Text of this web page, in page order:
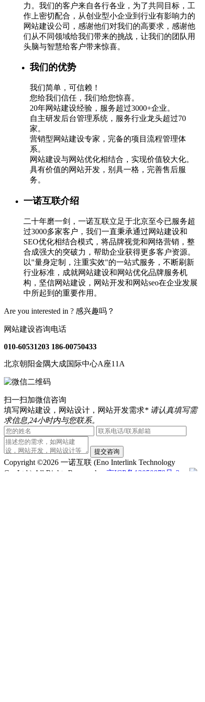
力。我们的客户来自各行各业，为了共同目标，工
作上密切配合，从创业型小企业到行业有影响力的
网站建设公司，感谢他们对我们的高要求，感谢他
们从不同领域给我们带来的挑战，让我们的团队用
头脑与智慧给客户带来惊喜。
我们的优势
我们简单，可信赖！
您给我们信任，我们给您惊喜。
20年网站建设经验，服务超过3000+企业。
自主研发后台管理系统，服务行业龙头超过70
家。
营销型网站建设专家，完备的项目流程管理体
系。
网站建设与网站优化相结合，实现价值较大化。
具有价值的网站开发，别具一格，完善售后服
务。
一诺互联介绍
二十年磨一剑，一诺互联立足于北京至今已服务超
过3000多家客户，我们一直秉承通过网站建设和
SEO优化相结合模式，将品牌视觉和网络营销，整
合成强大的突破力，帮助企业获得更多客户资源。
以"量身定制，注重实效"的一站式服务，不断刷新
行业标准，成就网站建设和网站优化品牌服务机
构，坚信网站建设，网站开发和网站seo在企业发展
中所起到的重要作用。
Are you interested in ? 感兴趣吗？
网站建设咨询电话
010-60531203 186-00750433
北京朝阳金隅大成国际中心A座11A
扫一扫加微信咨询
填写网站建设，网站设计，网站开发需求* 请认真填写需
求信息,24小时内与您联系。
提交咨询
Copyright ©2026 一诺互联 (Eno Interlink Technology
Co.,Ltd.) All Rights Reserved 京ICP备12050878号-2